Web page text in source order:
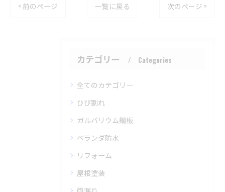
< 前のページ 一覧に戻る 次のページ >
カテゴリー Categories
全てのカテゴリー
ひび割れ
ガルバリウム鋼板
ベランダ防水
リフォーム
屋根塗装